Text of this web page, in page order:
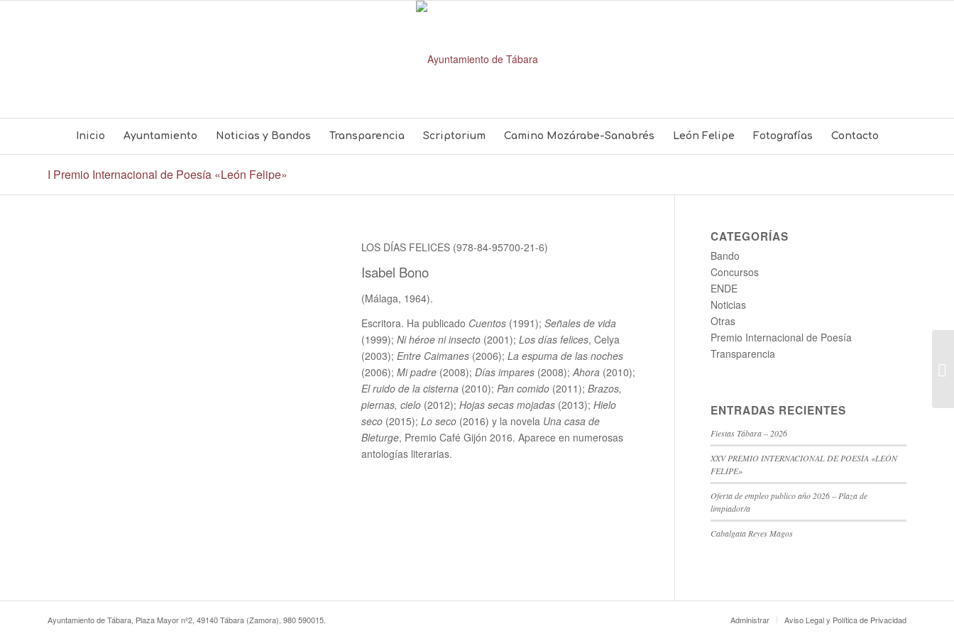
Inicio Ayuntamiento Noticias y Bandos Transparencia Scriptorium Camino Mozárabe-Sanabrés León Felipe Fotografías Contacto
I Premio Internacional de Poesía «León Felipe»
LOS DÍAS FELICES (978-84-95700-21-6)
Isabel Bono
(Málaga, 1964).
Escritora. Ha publicado Cuentos(1991); Señales de vida
(1999); Ni héroe ni insecto(2001); Los días felices, Celya
(2003); Entre Caimanes(2006); La espuma de las noches
(2006); Mi padre(2008); Días impares(2008); Ahora(2010);
El ruido de la cisterna(2010); Pan comido(2011); Brazos,
piernas, cielo(2012); Hojas secas mojadas(2013); Hielo
seco (2015); Lo seco(2016) y la novela Una casa de
Bleturge, Premio Café Gijón 2016. Aparece en numerosas
antologías literarias.
CATEGORÍAS
Bando
Concursos
ENDE
Noticias
Otras
Premio Internacional de Poesía
Transparencia
ENTRADAS RECIENTES
Fiestas Tábara – 2026
XXV PREMIO INTERNACIONAL DE POESÍA «LEÓN
FELIPE»
Oferta de empleo publico año 2026 – Plaza de
limpiador/a
Cabalgata Reyes Magos
Ayuntamiento de Tábara, Plaza Mayor nº2, 49140 Tábara (Zamora), 980 590015. Administrar Aviso Legal y Política de Privacidad